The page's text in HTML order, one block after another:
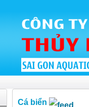
Cá biển